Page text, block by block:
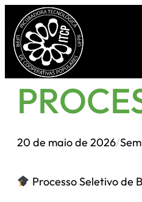
Pular
para
conteúdo
20 de maio de 2026/
Processo Seletivo de